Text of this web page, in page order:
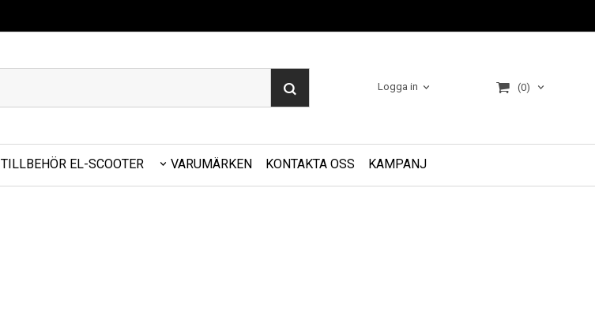
Logga in (0)
TILLBEHÖR EL-SCOOTER VARUMÄRKEN KONTAKTA OSS KAMPANJ